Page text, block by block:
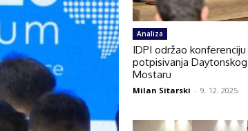
Analiza
IDPI održao
potpisivanja
Mostaru
Milan Sitarski - 9. 12. 2025.